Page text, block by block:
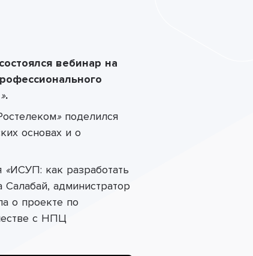
состоялся вебинар на
».
»поделился
основах и о
«ИСУП: как разработать
Салабай, администратор
о проекте по
с НПЦ